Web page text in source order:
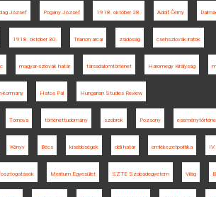
József Pogány József 1918. október 28. Adolf Černý
1918. október 30. Trianon arcai zsidóság csehszlovák iratok
magyar-szlovák határ társadalomtörténet Háromegy Királyság
kormány Hatos Pál Hungarian Studies Review
Tornova történettudomány szobrok Pozsony
Könyv Bécs kisebbségek déli határ emlékezetpolitika
Meritum Egyesület SZTE Szabadegyetem Világ